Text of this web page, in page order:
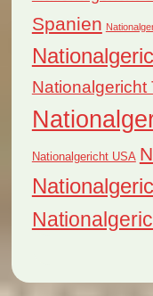
Spanien
Nationalgericht
Nationalgericht USA